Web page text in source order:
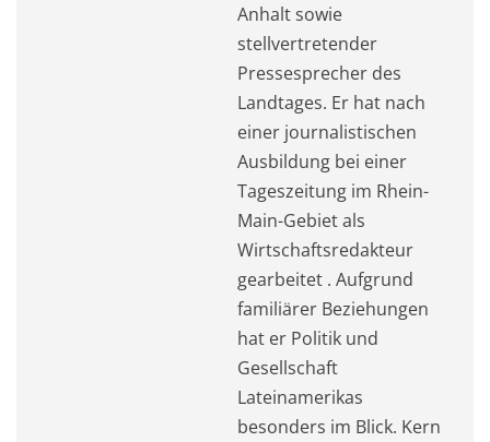
Anhalt sowie
stellvertretender
Pressesprecher des
Landtages. Er hat nach
einer journalistischen
Ausbildung bei einer
Tageszeitung im Rhein-
Main-Gebiet als
Wirtschaftsredakteur
gearbeitet . Aufgrund
familiärer Beziehungen
hat er Politik und
Gesellschaft
Lateinamerikas
besonders im Blick. Kern